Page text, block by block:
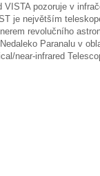
pozoruje v
je největším
revolučního
Paranalu v
near-infrared